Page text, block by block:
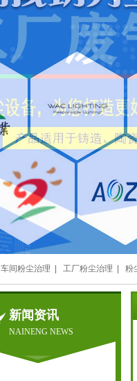
车间粉尘治理 工厂粉尘治理 粉
新闻资讯
NAINENG NEWS